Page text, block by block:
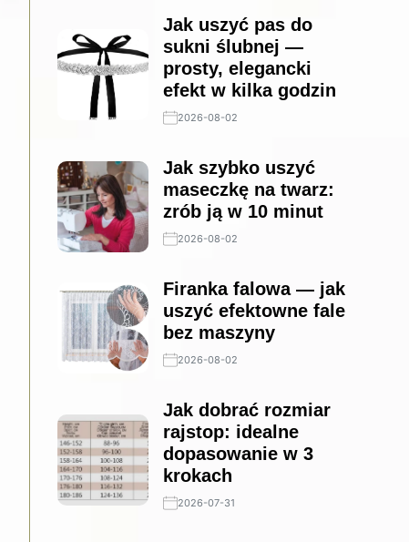
Jak uszyć pas do
sukni ślubnej —
prosty, elegancki
efekt w kilka godzin
2026-08-02
Jak szybko uszyć
maseczkę na twarz:
zrób ją w 10 minut
2026-08-02
Firanka falowa — jak
uszyć efektowne fale
bez maszyny
2026-08-02
Jak dobrać rozmiar
rajstop: idealne
dopasowanie w 3
krokach
2026-07-31